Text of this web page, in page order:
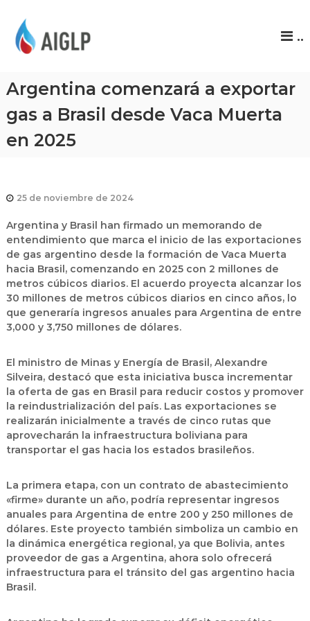
P
..
Argentina comenzará a exportar
gas a Brasil desde Vaca Muerta
en 2025
25 de noviembre de 2024
Argentina y Brasil han firmado un memorando de
entendimiento que marca el inicio de las exportaciones
de gas argentino desde la formación de Vaca Muerta
hacia Brasil, comenzando en 2025 con 2 millones de
metros cúbicos diarios. El acuerdo proyecta alcanzar los
30 millones de metros cúbicos diarios en cinco años, lo
que generaría ingresos anuales para Argentina de entre
3,000 y 3,750 millones de dólares.
El ministro de Minas y Energía de Brasil, Alexandre
Silveira, destacó que esta iniciativa busca incrementar
la oferta de gas en Brasil para reducir costos y promover
la reindustrialización del país. Las exportaciones se
realizarán inicialmente a través de cinco rutas que
aprovecharán la infraestructura boliviana para
transportar el gas hacia los estados brasileños.
La primera etapa, con un contrato de abastecimiento
«firme» durante un año, podría representar ingresos
anuales para Argentina de entre 200 y 250 millones de
dólares. Este proyecto también simboliza un cambio en
la dinámica energética regional, ya que Bolivia, antes
proveedor de gas a Argentina, ahora solo ofrecerá
infraestructura para el tránsito del gas argentino hacia
Brasil.